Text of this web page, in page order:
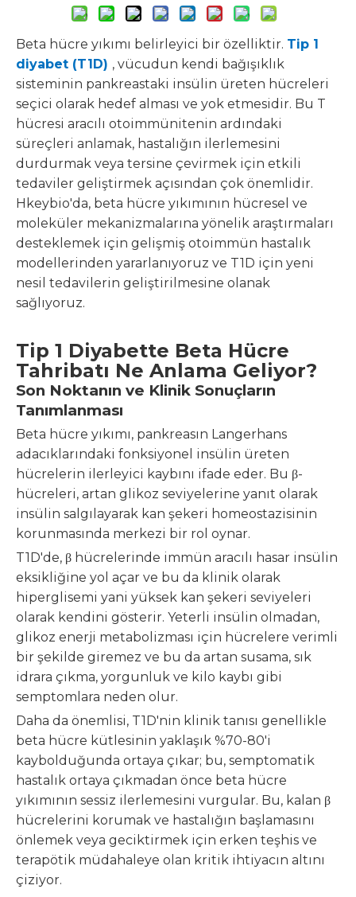
Beta hücre yıkımı belirleyici bir özelliktir. Tip 1
diyabet (T1D) , vücudun kendi bağışıklık
sisteminin pankreastaki insülin üreten hücreleri
seçici olarak hedef alması ve yok etmesidir. Bu T
hücresi aracılı otoimmünitenin ardındaki
süreçleri anlamak, hastalığın ilerlemesini
durdurmak veya tersine çevirmek için etkili
tedaviler geliştirmek açısından çok önemlidir.
Hkeybio'da, beta hücre yıkımının hücresel ve
moleküler mekanizmalarına yönelik araştırmaları
desteklemek için gelişmiş otoimmün hastalık
modellerinden yararlanıyoruz ve T1D için yeni
nesil tedavilerin geliştirilmesine olanak
sağlıyoruz.
Tip 1 Diyabette Beta Hücre
Tahribatı Ne Anlama Geliyor?
Son Noktanın ve Klinik Sonuçların
Tanımlanması
Beta hücre yıkımı, pankreasın Langerhans
adacıklarındaki fonksiyonel insülin üreten
hücrelerin ilerleyici kaybını ifade eder. Bu β-
hücreleri, artan glikoz seviyelerine yanıt olarak
insülin salgılayarak kan şekeri homeostazisinin
korunmasında merkezi bir rol oynar.
T1D'de, β hücrelerinde immün aracılı hasar insülin
eksikliğine yol açar ve bu da klinik olarak
hiperglisemi yani yüksek kan şekeri seviyeleri
olarak kendini gösterir. Yeterli insülin olmadan,
glikoz enerji metabolizması için hücrelere verimli
bir şekilde giremez ve bu da artan susama, sık
idrara çıkma, yorgunluk ve kilo kaybı gibi
semptomlara neden olur.
Daha da önemlisi, T1D'nin klinik tanısı genellikle
beta hücre kütlesinin yaklaşık %70-80'i
kaybolduğunda ortaya çıkar; bu, semptomatik
hastalık ortaya çıkmadan önce beta hücre
yıkımının sessiz ilerlemesini vurgular. Bu, kalan β
hücrelerini korumak ve hastalığın başlamasını
önlemek veya geciktirmek için erken teşhis ve
terapötik müdahaleye olan kritik ihtiyacın altını
çiziyor.